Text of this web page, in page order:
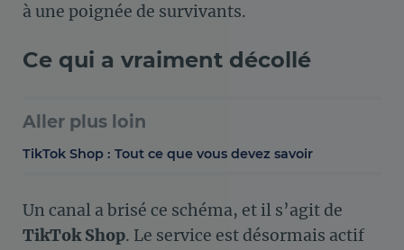
à une poignée de survivants.
Ce qui a vraiment décollé
Aller plus loin
TikTok Shop : Tout ce que vous devez savoir
Un canal a brisé ce schéma, et il s’agit de
TikTok Shop. Le service est désormais actif